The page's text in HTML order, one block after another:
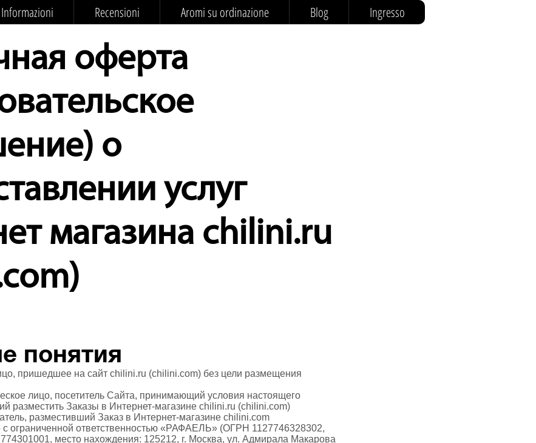
Informazioni Recensioni Aromi su ordinazione Blog Ingresso
оферта
о
услуг
магазина chilini.ru
понятия
пришедшее на сайт chilini.ru (chilini.com) без цели размещения
лицо, посетитель Сайта, принимающий условия настоящего
разместить Заказы в Интернет-магазине chilini.ru (chilini.com)
разместивший Заказ в Интернет-магазине chilini.com
ограниченной ответственностью «РАФАЕЛЬ» (ОГРН 1127746328302,
место нахождения: 125212, г. Москва, ул. Адмирала Макарова